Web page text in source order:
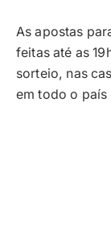
As apostas
feitas até as
sorteio, nas
em todo o país